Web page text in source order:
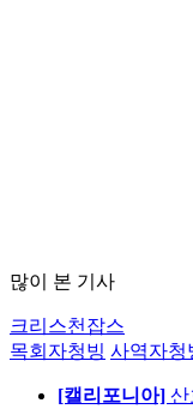
많이 본 기사
크리스천잡스
목회자청빙 사역자청
[캘리포니아] 산